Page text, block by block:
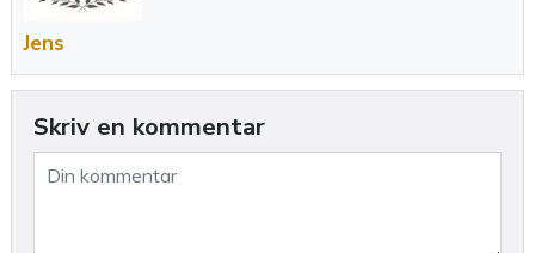
Jens
Skriv en kommentar